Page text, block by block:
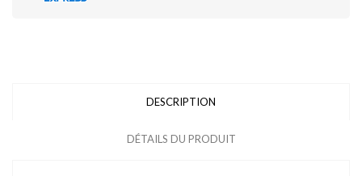
DESCRIPTION
DÉTAILS DU PRODUIT